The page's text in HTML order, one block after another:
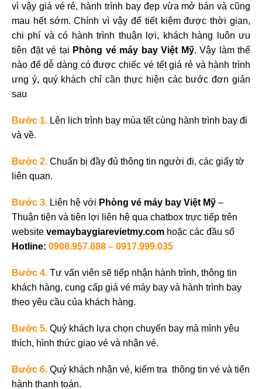
vì vậy giá vé rẻ, hành trình bay đẹp vừa mở bán và cũng
mau hết sớm. Chính vì vậy để tiết kiệm được thời gian,
chi phí và có hành trình thuận lợi, khách hàng luôn ưu
tiên đặt vé tại Phòng vé máy bay Việt Mỹ. Vậy làm thế
nào để dễ dàng có được chiếc vé tết giá rẻ và hành trình
ưng ý, quý khách chỉ cần thực hiện các bước đơn giản
sau
Bước 1. Lên lịch trình bay mùa tết cùng hành trình bay đi
và về.
Bước 2. Chuẩn bị đầy đủ thông tin người đi, các giấy tờ
liên quan.
Bước 3. Liên hệ với Phòng vé máy bay Việt Mỹ –
Thuận tiện và tiện lợi liên hệ qua chatbox trực tiếp trên
website vemaybaygiarevietmy.com hoặc các đầu số
Hotline: 0908.957.888 – 0917.999.035
Bước 4. Tư vấn viên sẽ tiếp nhận hành trình, thông tin
khách hàng, cung cấp giá vé máy bay và hành trình bay
theo yêu cầu của khách hàng.
Bước 5. Quý khách lựa chọn chuyến bay mà mình yêu
thích, hình thức giao vé và nhận vé.
Bước 6. Quý khách nhận vé, kiểm tra thông tin vé và tiến
hành thanh toán.